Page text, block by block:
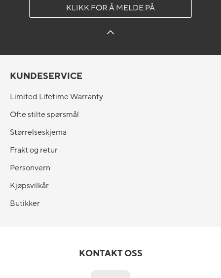
KLIKK FOR Å MELDE PÅ
KUNDESERVICE
Limited Lifetime Warranty
Ofte stilte spørsmål
Størrelseskjema
Frakt og retur
Personvern
Kjøpsvilkår
Butikker
KONTAKT OSS